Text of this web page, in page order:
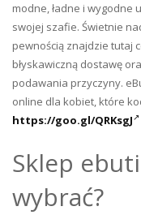
modne, ładne i wygodne
swojej szafie. Świetnie
pewnością znajdzie tutaj
błyskawiczną dostawę
podawania przyczyny.
online dla kobiet, które
https://goo.gl/QRKsgJ
Sklep
wybrać?